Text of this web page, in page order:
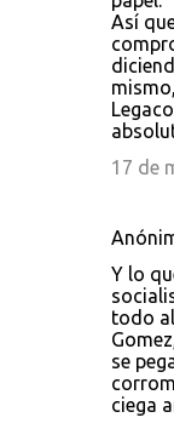
Así
17 de
Y lo
todo
se
ciega